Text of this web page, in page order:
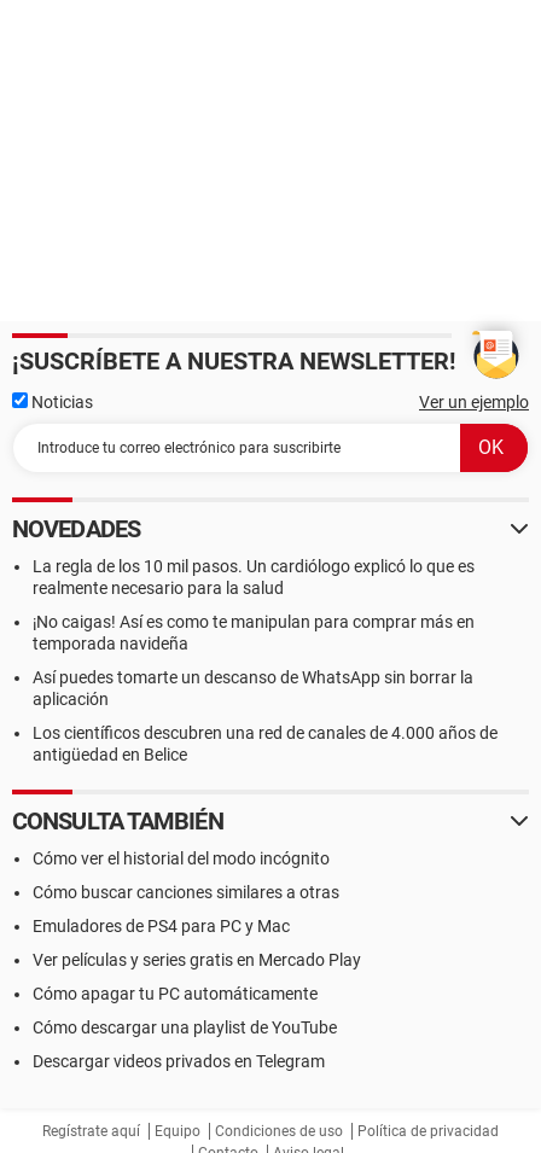
¡SUSCRÍBETE A NUESTRA NEWSLETTER!
Noticias Ver un ejemplo
NOVEDADES
La regla de los 10 mil pasos. Un cardiólogo explicó lo que es
realmente necesario para la salud
¡No caigas! Así es como te manipulan para comprar más en
temporada navideña
Así puedes tomarte un descanso de WhatsApp sin borrar la
aplicación
Los científicos descubren una red de canales de 4.000 años de
antigüedad en Belice
CONSULTA TAMBIÉN
Cómo ver el historial del modo incógnito
Cómo buscar canciones similares a otras
Emuladores de PS4 para PC y Mac
Ver películas y series gratis en Mercado Play
Cómo apagar tu PC automáticamente
Cómo descargar una playlist de YouTube
Descargar videos privados en Telegram
Regístrate aquí Equipo Condiciones de uso
Política de privacidad